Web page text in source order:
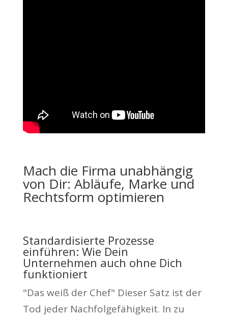
Mach die Firma unabhängig
von Dir: Abläufe, Marke und
Rechtsform optimieren
Standardisierte Prozesse
einführen: Wie Dein
Unternehmen auch ohne Dich
funktioniert
"Das weiß der Chef" Dieser Satz ist der
Tod jeder Nachfolgefähigkeit. In zu